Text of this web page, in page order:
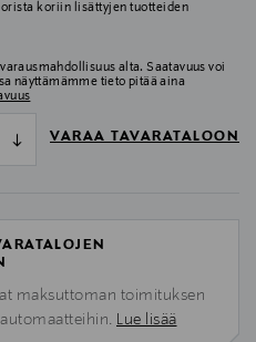
koriin lisättyjen tuotteiden
alta. Saatavuus voi
näyttämämme tieto pitää aina
VARAA TAVARATALOON
maksuttoman toimituksen
Lue lisää